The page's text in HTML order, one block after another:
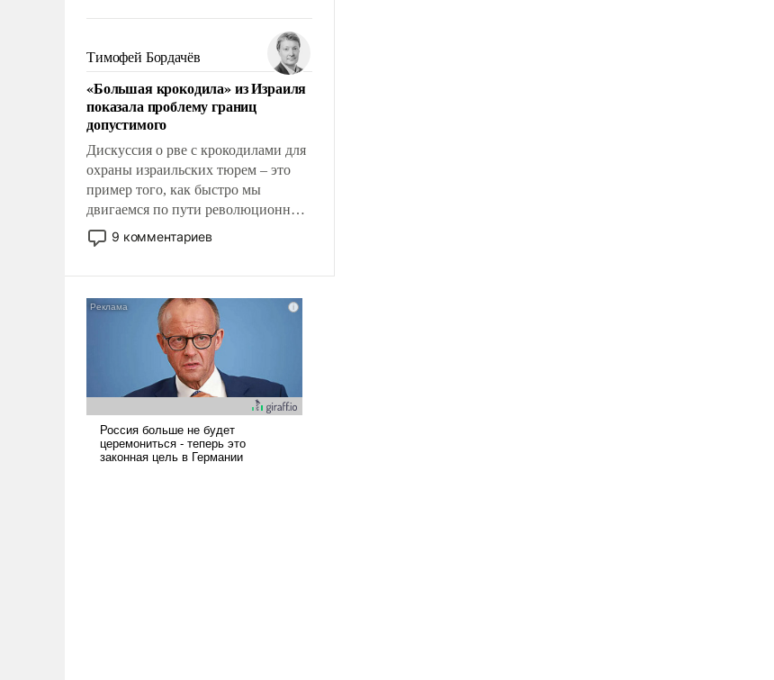
беспрекословно оплачиваться за
счет российских
налогоплательщиков и где за свои
поступки не нужно отвечать.
Тимофей Бордачёв
«Большая крокодила» из Израиля
показала проблему границ
допустимого
Дискуссия о рве с крокодилами для
охраны израильских тюрем – это
пример того, как быстро мы
двигаемся по пути революционных
изменений. То, что несколько лет
назад было образом для
9 комментариев